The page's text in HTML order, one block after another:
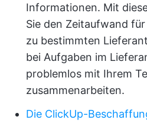
Informationen. Mit
Sie den Zeitaufwand
zu bestimmten
bei Aufgaben im
problemlos mit Ihrem
zusammenarbeiten.
Die ClickUp-